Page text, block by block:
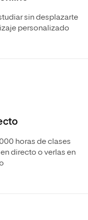
sin desplazarte
personalizado
horas de clases
directo o verlas en